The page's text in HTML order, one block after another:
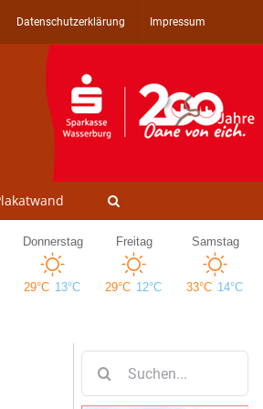
Datenschutzerklärung Impressum
nach: